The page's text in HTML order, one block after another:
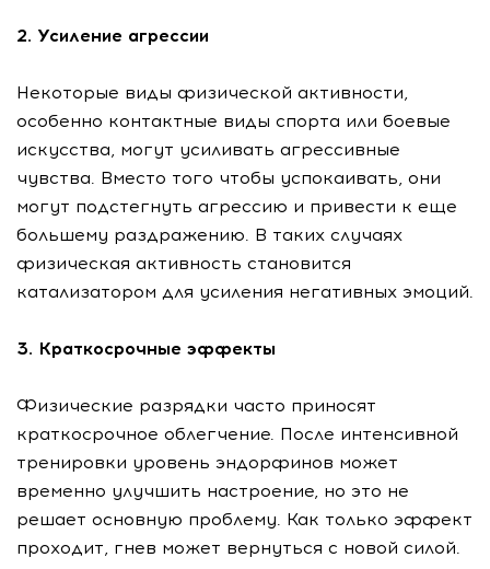
2. Усиление агрессии
Некоторые виды физической активности,
особенно контактные виды спорта или боевые
искусства, могут усиливать агрессивные
чувства. Вместо того чтобы успокаивать, они
могут подстегнуть агрессию и привести к еще
большему раздражению. В таких случаях
физическая активность становится
катализатором для усиления негативных эмоций.
3. Краткосрочные эффекты
Физические разрядки часто приносят
краткосрочное облегчение. После интенсивной
тренировки уровень эндорфинов может
временно улучшить настроение, но это не
решает основную проблему. Как только эффект
проходит, гнев может вернуться с новой силой.